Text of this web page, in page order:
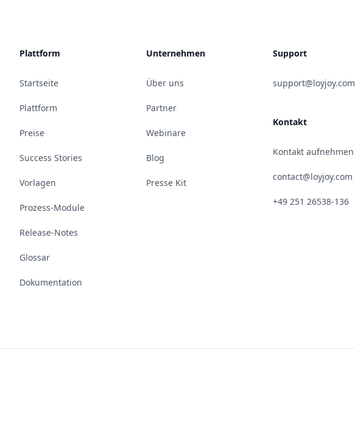
Plattform
Startseite
Plattform
Preise
Success Stories
Vorlagen
Prozess-Module
Release-Notes
Glossar
Dokumentation
Unternehmen
Über uns
Partner
Webinare
Blog
Presse Kit
Support
support@loyjoy.com
Kontakt
Kontakt aufnehmen
contact@loyjoy.com
+49 251 26538-136